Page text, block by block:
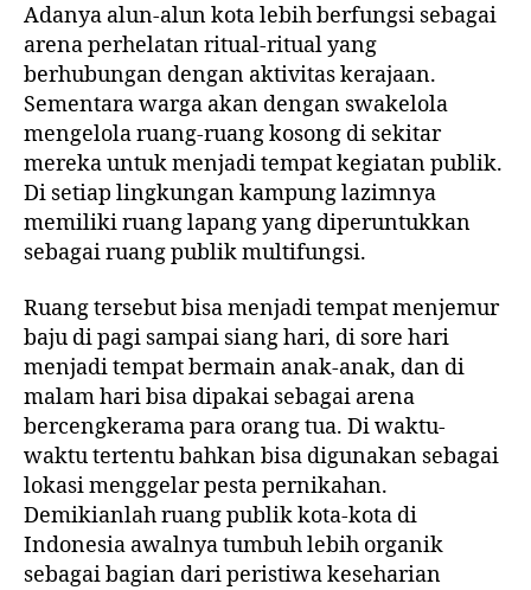
Adanya alun-alun kota lebih berfungsi sebagai
arena perhelatan ritual-ritual yang
berhubungan dengan aktivitas kerajaan.
Sementara warga akan dengan swakelola
mengelola ruang-ruang kosong di sekitar
mereka untuk menjadi tempat kegiatan publik.
Di setiap lingkungan kampung lazimnya
memiliki ruang lapang yang diperuntukkan
sebagai ruang publik multifungsi.
Ruang tersebut bisa menjadi tempat menjemur
baju di pagi sampai siang hari, di sore hari
menjadi tempat bermain anak-anak, dan di
malam hari bisa dipakai sebagai arena
bercengkerama para orang tua. Di waktu-
waktu tertentu bahkan bisa digunakan sebagai
lokasi menggelar pesta pernikahan.
Demikianlah ruang publik kota-kota di
Indonesia awalnya tumbuh lebih organik
sebagai bagian dari peristiwa keseharian